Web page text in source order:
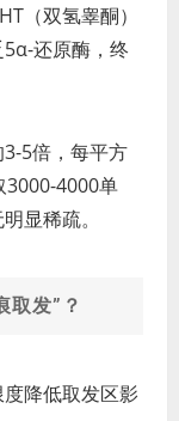
（双氢睾酮）
还原酶，终
5倍，每平方
3000-4000单
显稀疏。
取发”？
降低取发区影